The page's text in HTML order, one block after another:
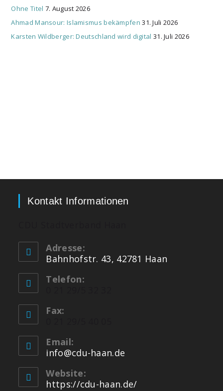
Ohne Titel 7. August 2026
Ahmad Mansour: Islamismus bekämpfen 31. Juli 2026
Karsten Wildberger: Deutschland wird digital 31. Juli 2026
Kontakt Informationen
Adresse:
Bahnhofstr. 43, 42781 Haan
Telefon:
Fax:
Email:
info@cdu-haan.de
Website:
https://cdu-haan.de/